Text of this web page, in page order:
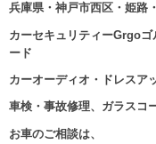
兵庫県・神戸市西区・姫路
カーセキュリティーGrgo
ード
カーオーディオ・ドレスア
車検・事故修理、ガラスコ
お車のご相談は、